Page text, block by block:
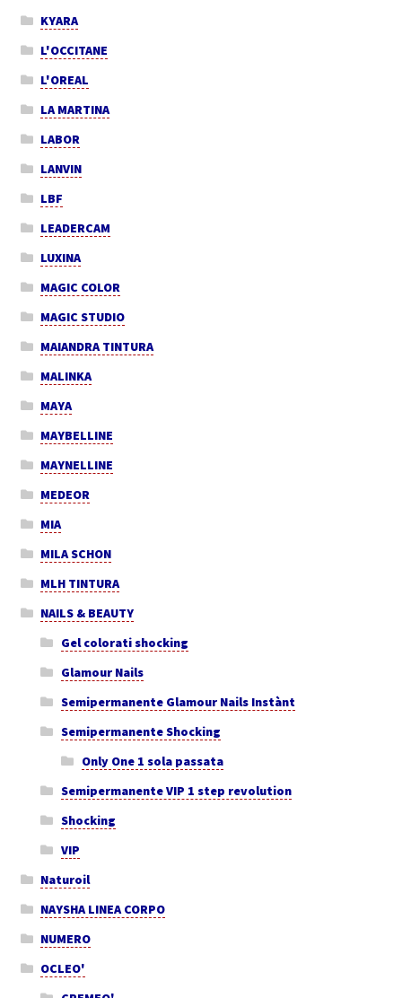
KYARA
L'OCCITANE
L'OREAL
LA MARTINA
LABOR
LANVIN
LBF
LEADERCAM
LUXINA
MAGIC COLOR
MAGIC STUDIO
MAIANDRA TINTURA
MALINKA
MAYA
MAYBELLINE
MAYNELLINE
MEDEOR
MIA
MILA SCHON
MLH TINTURA
NAILS & BEAUTY
Gel colorati shocking
Glamour Nails
Semipermanente Glamour Nails Instànt
Semipermanente Shocking
Only One 1 sola passata
Semipermanente VIP 1 step revolution
Shocking
VIP
Naturoil
NAYSHA LINEA CORPO
NUMERO
OCLEO'